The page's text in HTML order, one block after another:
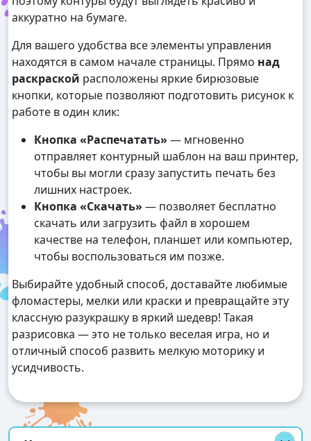
аккуратно на бумаге.
Для вашего удобства все элементы управления
находятся в самом начале страницы. Прямо над
раскраской расположены яркие бирюзовые
кнопки, которые позволяют подготовить рисунок к
работе в один клик:
Кнопка «Распечатать» — мгновенно
отправляет контурный шаблон на ваш принтер,
чтобы вы могли сразу запустить печать без
лишних настроек.
Кнопка «Скачать» — позволяет бесплатно
скачать или загрузить файл в хорошем
качестве на телефон, планшет или компьютер,
чтобы воспользоваться им позже.
Выбирайте удобный способ, доставайте любимые
фломастеры, мелки или краски и превращайте эту
классную разукрашку в яркий шедевр! Такая
разрисовка — это не только веселая игра, но и
отличный способ развить мелкую моторику и
усидчивость.